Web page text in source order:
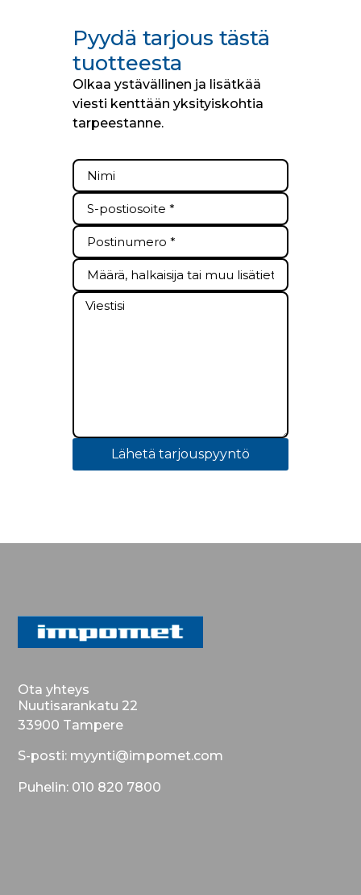
Pyydä tarjous tästä
tuotteesta
Olkaa ystävällinen ja lisätkää
viesti kenttään yksityiskohtia
tarpeestanne.
Lähetä tarjouspyyntö
Ota yhteys
Nuutisarankatu 22
33900 Tampere
S-posti: myynti@impomet.com
Puhelin: 010 820 7800